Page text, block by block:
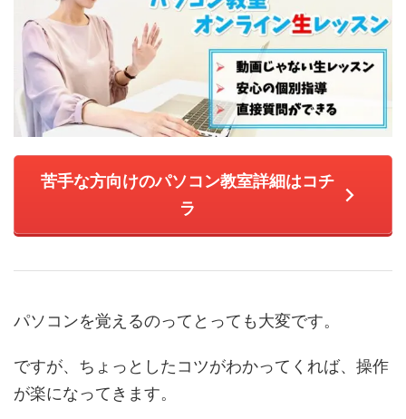
苦手な方向けのパソコン教室詳細はコチ
ラ
パソコンを覚えるのってとっても大変です。
ですが、ちょっとしたコツがわかってくれば、操作
が楽になってきます。